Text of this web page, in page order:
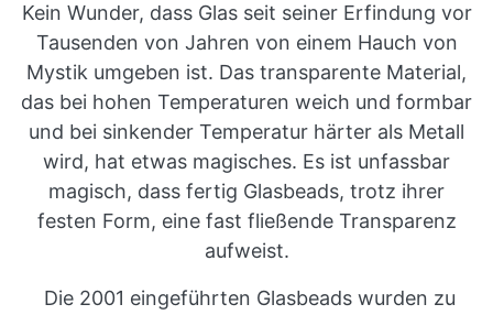
Kein Wunder, dass Glas seit seiner Erfindung vor
Tausenden von Jahren von einem Hauch von
Mystik umgeben ist. Das transparente Material,
das bei hohen Temperaturen weich und formbar
und bei sinkender Temperatur härter als Metall
wird, hat etwas magisches. Es ist unfassbar
magisch, dass fertig Glasbeads, trotz ihrer
festen Form, eine fast fließende Transparenz
aufweist.
Die 2001 eingeführten Glasbeads wurden zu